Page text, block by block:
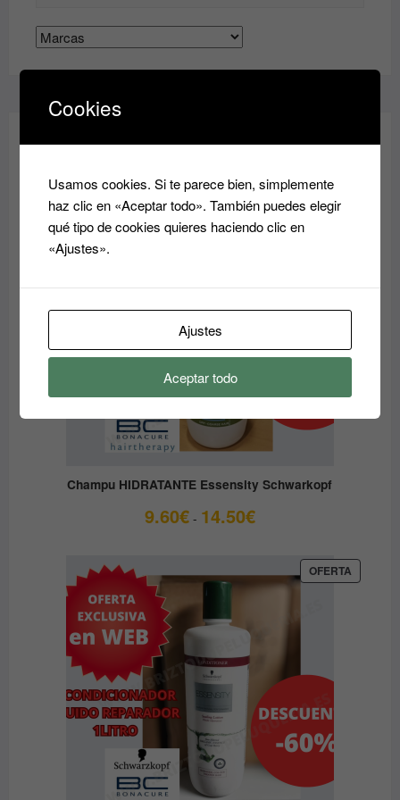
producto
OFERTAPRODUCTO
Champu HIDRATANTE Essensity Schwarkopf
9.60€ - 14.50€Rango
9.60€
OFERTA
EN
Cookies
Usamos cookies. Si te parece bien, simplemente
haz clic en «Aceptar todo». También puedes elegir
qué tipo de cookies quieres haciendo clic en
«Ajustes».
Ajustes
Aceptar todo